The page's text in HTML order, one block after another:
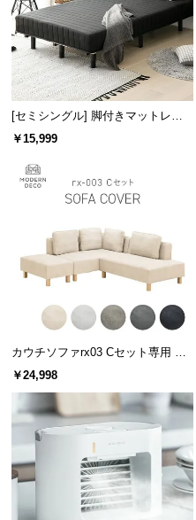
企
業
情
報
[セミシングル] 脚付きマットレス
極厚20cm ボンネルコイル
￥15,999
カウチソファrx03 Cセット専用 交
換用カバー カウチ+2P+オットマン
￥24,998